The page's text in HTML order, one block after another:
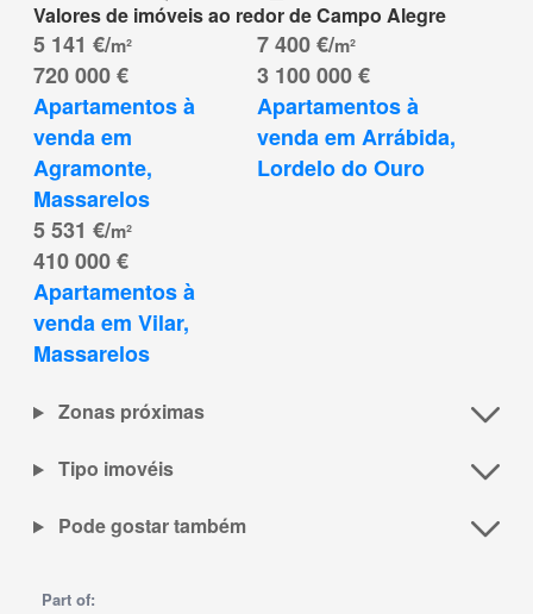
Valores de imóveis ao redor de Campo Alegre
720 000 €
5 141 €/m²
Apartamentos à
venda em
Agramonte,
Massarelos
3 100 000 €
7 400 €/m²
Apartamentos à
venda em Arrábida,
Lordelo do Ouro
410 000 €
5 531 €/m²
Apartamentos à
venda em Vilar,
Massarelos
Zonas próximas
Tipo imovéis
Pode gostar também
Part of: